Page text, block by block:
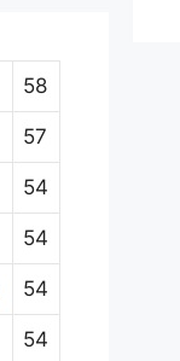
58
57
54
54
54
54